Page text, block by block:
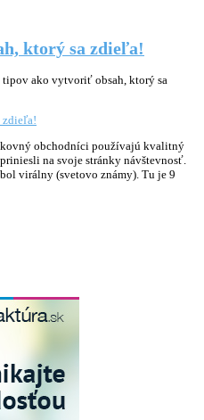
ktorý sa zdieľa!
tipov ako vytvoriť obsah, ktorý sa
obchodníci používajú kvalitný
na svoje stránky návštevnosť.
virálny (svetovo známy). Tu je 9